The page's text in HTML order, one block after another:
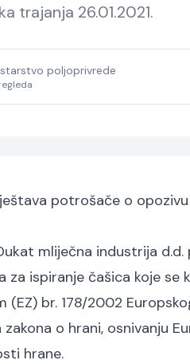
trajanja 26.01.2021.
poljoprivrede
potrošače o opozivu
mliječna industrija
ispiranje čašica koje se
(EZ) br. 178/2002
o hrani, osnivanju
hrane.